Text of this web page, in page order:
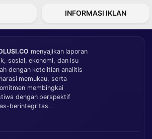
INFORMASI IKLAN
menyajikan laporan
sosial, ekonomi, dan isu
dengan ketelitian analitis
memukau, serta
membingkai
dengan perspektif
berintegritas.